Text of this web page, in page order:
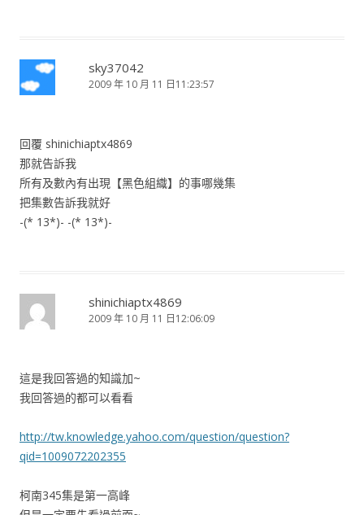
sky37042
2009 年 10 月 11 日11:23:57
回覆 shinichiaptx4869
那就告訴我
所有及數內有出現【黑色組織】的事哪幾集
把集數告訴我就好
-(* 13*)- -(* 13*)-
shinichiaptx4869
2009 年 10 月 11 日12:06:09
這是我回答過的知識加~
我回答過的都可以看看
http://tw.knowledge.yahoo.com/question/question?
qid=1009072202355
柯南345集是第一高峰